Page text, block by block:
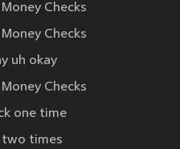
Checks
Checks
uh okay
Checks
one time
two times